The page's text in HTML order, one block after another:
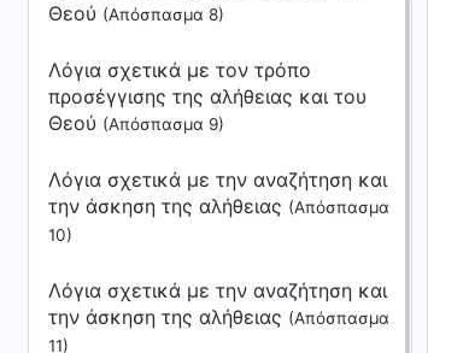
Θεού (Απόσπασμα 8)
Λόγια σχετικά με τον τρόπο
προσέγγισης της αλήθειας και του
Θεού (Απόσπασμα 9)
Λόγια σχετικά με την αναζήτηση και
την άσκηση της αλήθειας (Απόσπασμα
10)
Λόγια σχετικά με την αναζήτηση και
την άσκηση της αλήθειας (Απόσπασμα
11)